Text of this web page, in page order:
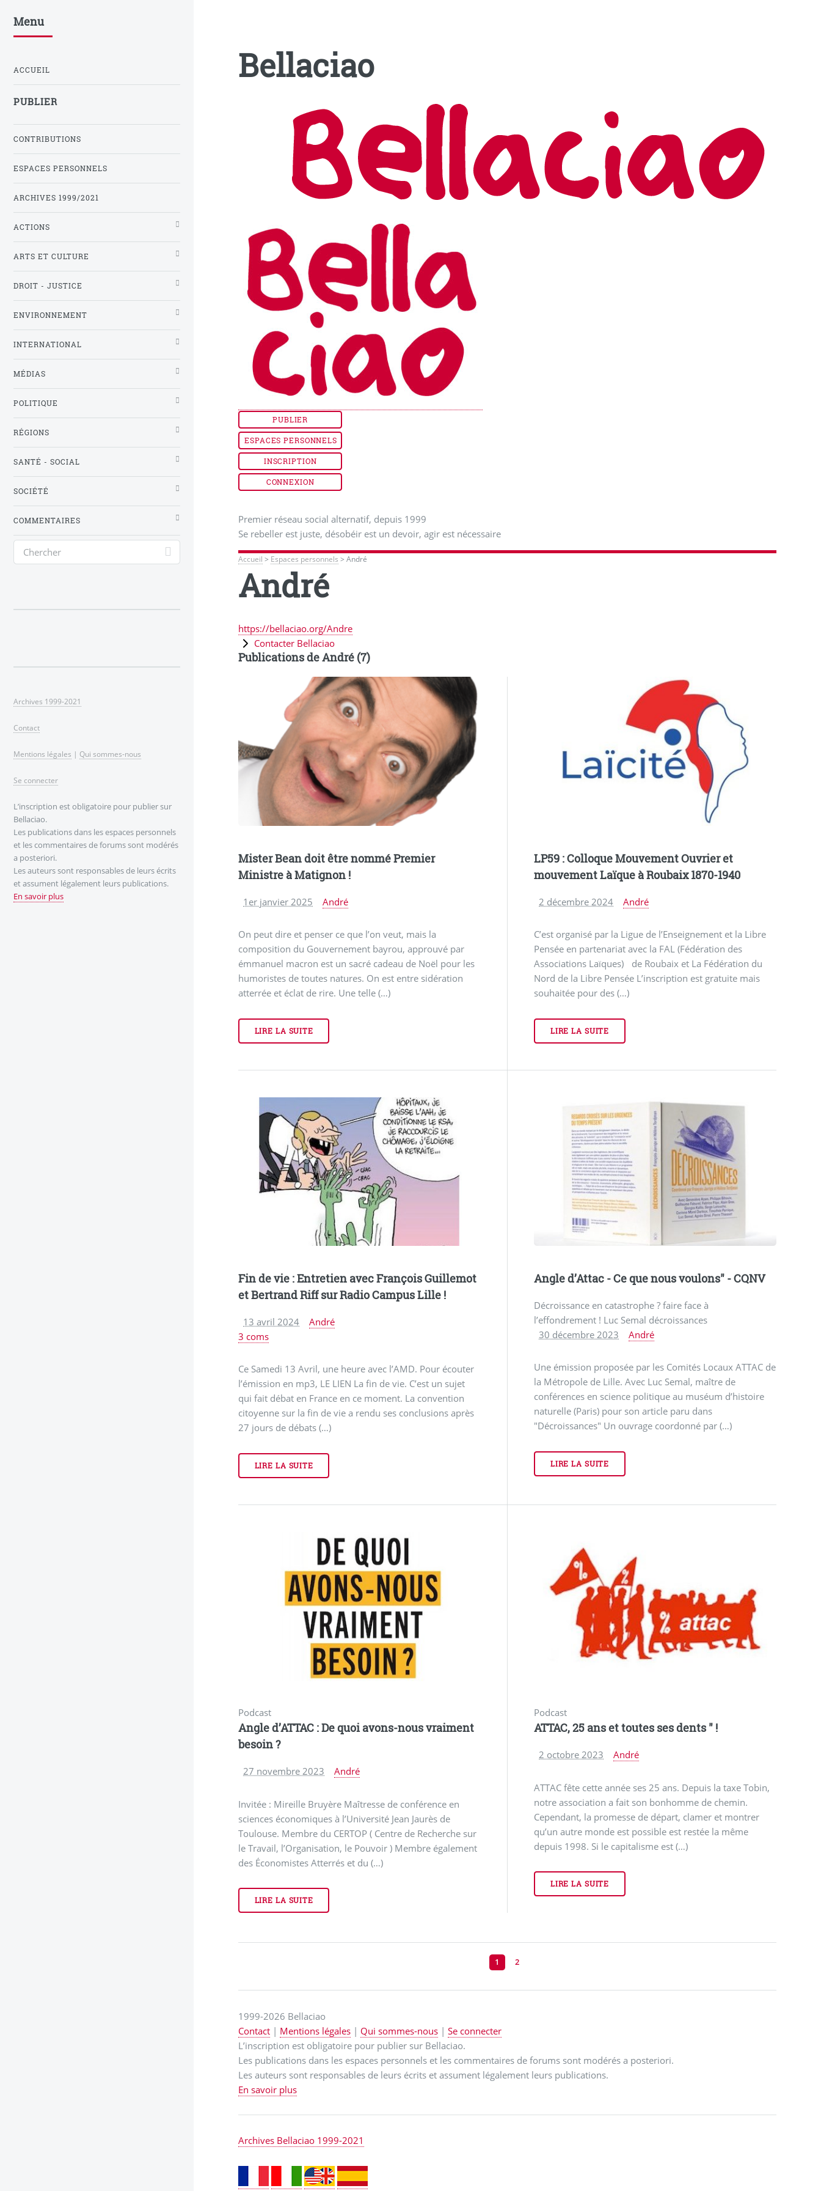
Bellaciao
PUBLIER
ESPACES PERSONNELS
INSCRIPTION
CONNEXION
Premier réseau social alternatif, depuis 1999
Se rebeller est juste, désobéir est un devoir, agir est nécessaire
Accueil > Espaces personnels >André
André
https://bellaciao.org/Andre
Contacter Bellaciao
Publications de André (7)
Mister Bean doit être nommé Premier
Ministre à Matignon !
1er janvier 2025 André
On peut dire et penser ce que l’on veut, mais la
composition du Gouvernement bayrou, approuvé par
émmanuel macron est un sacré cadeau de Noël pour les
humoristes de toutes natures. On est entre sidération
atterrée et éclat de rire. Une telle (…)
LIRE LA SUITE
LP59 : Colloque Mouvement Ouvrier et
mouvement Laïque à Roubaix 1870-1940
2 décembre 2024 André
C’est organisé par la Ligue de l’Enseignement et la Libre
Pensée en partenariat avec la FAL (Fédération des
Associations Laïques) de Roubaix et La Fédération du
Nord de la Libre Pensée L’inscription est gratuite mais
souhaitée pour des (…)
LIRE LA SUITE
Fin de vie : Entretien avec François Guillemot
et Bertrand Riff sur Radio Campus Lille !
13 avril 2024
André
3 coms
Ce Samedi 13 Avril, une heure avec l’AMD. Pour écouter
l’émission en mp3, LE LIEN La fin de vie. C’est un sujet
qui fait débat en France en ce moment. La convention
citoyenne sur la fin de vie a rendu ses conclusions après
27 jours de débats (…)
LIRE LA SUITE
Angle d’Attac - Ce que nous voulons" - CQNV
Décroissance en catastrophe ? faire face à
l’effondrement ! Luc Semal décroissances
30 décembre 2023
André
Une émission proposée par les Comités Locaux ATTAC de
la Métropole de Lille. Avec Luc Semal, maître de
conférences en science politique au muséum d’histoire
naturelle (Paris) pour son article paru dans
"Décroissances" Un ouvrage coordonné par (…)
LIRE LA SUITE
Podcast
Angle d’ATTAC : De quoi avons-nous vraiment
besoin ?
27 novembre 2023 André
Invitée : Mireille Bruyère Maîtresse de conférence en
sciences économiques à l’Université Jean Jaurès de
Toulouse. Membre du CERTOP ( Centre de Recherche sur
le Travail, l’Organisation, le Pouvoir ) Membre également
des Économistes Atterrés et du (…)
LIRE LA SUITE
Podcast
ATTAC, 25 ans et toutes ses dents " !
2 octobre 2023 André
ATTAC fête cette année ses 25 ans. Depuis la taxe Tobin,
notre association a fait son bonhomme de chemin.
Cependant, la promesse de départ, clamer et montrer
qu’un autre monde est possible est restée la même
depuis 1998. Si le capitalisme est (…)
LIRE LA SUITE
1 2
1999-2026 Bellaciao
Contact | Mentions légales | Qui sommes-nous |Se connecter
L’inscription est obligatoire pour publier sur Bellaciao.
Les publications dans les espaces personnels et les commentaires de forums sont modérés a posteriori.
Les auteurs sont responsables de leurs écrits et assument légalement leurs publications.
En savoir plus
Archives Bellaciao 1999-2021
Menu
ACCUEIL
PUBLIER
CONTRIBUTIONS
ESPACES PERSONNELS
ARCHIVES 1999/2021
ACTIONS
ARTS ET CULTURE
DROIT - JUSTICE
ENVIRONNEMENT
INTERNATIONAL
MÉDIAS
POLITIQUE
RÉGIONS
SANTÉ - SOCIAL
SOCIÉTÉ
COMMENTAIRES
Archives 1999-2021
Contact
Mentions légales | Qui sommes-nous
Se connecter
L’inscription est obligatoire pour publier sur
Bellaciao.
Les publications dans les espaces personnels
et les commentaires de forums sont modérés
a posteriori.
Les auteurs sont responsables de leurs écrits
et assument légalement leurs publications.
En savoir plus